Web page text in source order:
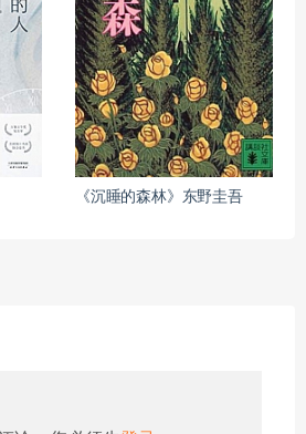
《沉睡的森林》东野圭吾